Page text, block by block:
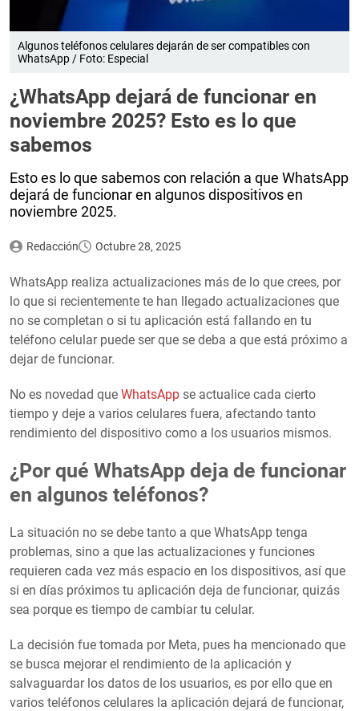
Algunos teléfonos celulares dejarán de ser compatibles con
WhatsApp / Foto: Especial
¿WhatsApp dejará de funcionar en
noviembre 2025? Esto es lo que
sabemos
Esto es lo que sabemos con relación a que WhatsApp
dejará de funcionar en algunos dispositivos en
noviembre 2025.
Redacción Octubre 28, 2025
WhatsApp realiza actualizaciones más de lo que crees, por
lo que si recientemente te han llegado actualizaciones que
no se completan o si tu aplicación está fallando en tu
teléfono celular puede ser que se deba a que está próximo a
dejar de funcionar.
No es novedad que WhatsApp se actualice cada cierto
tiempo y deje a varios celulares fuera, afectando tanto
rendimiento del dispositivo como a los usuarios mismos.
¿Por qué WhatsApp deja de funcionar
en algunos teléfonos?
La situación no se debe tanto a que WhatsApp tenga
problemas, sino a que las actualizaciones y funciones
requieren cada vez más espacio en los dispositivos, así que
si en días próximos tu aplicación deja de funcionar, quizás
sea porque es tiempo de cambiar tu celular.
La decisión fue tomada por Meta, pues ha mencionado que
se busca mejorar el rendimiento de la aplicación y
salvaguardar los datos de los usuarios, es por ello que en
varios teléfonos celulares la aplicación dejará de funcionar,